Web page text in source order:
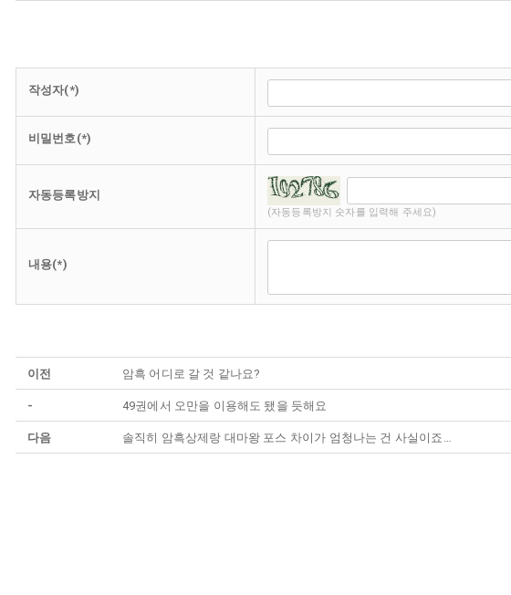
작성자(*)
비밀번호(*)
자동등록방지
(자동등록방지 숫자를 입력해 주세요)
내용(*)
이전 암흑 어디로 갈 것 같나요?
- 49권에서 오만을 이용해도 됐을 듯해요
다음 솔직히 암흑상제랑 대마왕 포스 차이가 엄청나는 건 사실이죠…